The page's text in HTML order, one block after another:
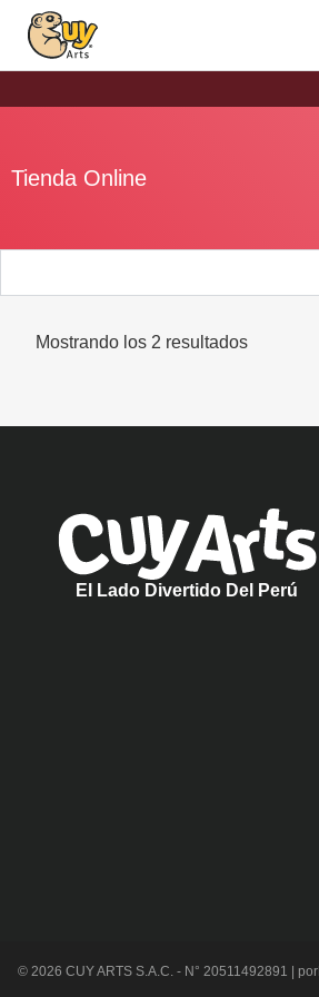
Tienda Online
Mostrando los 2 resultados
El Lado Divertido Del Perú
© 2026 CUY ARTS S.A.C. - N° 20511492891 | por